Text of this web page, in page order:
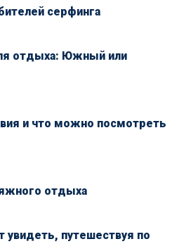
серфинга
отдыха: Южный или
и что можно посмотреть
отдыха
увидеть, путешествуя по